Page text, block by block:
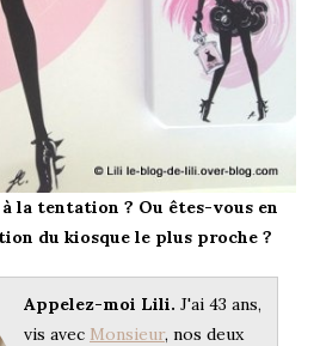
la tentation ? Ou êtes-vous en
du kiosque le plus proche ?
Appelez-moi Lili. J'ai 43 ans,
vis avec Monsieur, nos deux